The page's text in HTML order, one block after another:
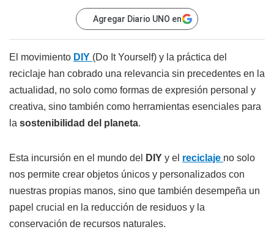
Agregar Diario UNO en
El movimiento DIY (Do It Yourself) y la práctica del
reciclaje han cobrado una relevancia sin precedentes en la
actualidad, no solo como formas de expresión personal y
creativa, sino también como herramientas esenciales para
la sostenibilidad del planeta.
Esta incursión en el mundo del DIY y el reciclaje no solo
nos permite crear objetos únicos y personalizados con
nuestras propias manos, sino que también desempeña un
papel crucial en la reducción de residuos y la
conservación de recursos naturales.